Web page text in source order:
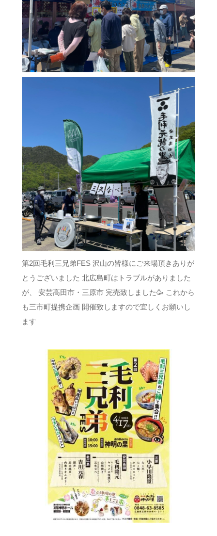
第2回毛利三兄弟FES 沢山の皆様にご来場頂きありが
とうございました 北広島町はトラブルがありました
が、 安芸高田市・三原市 完売致しました🥳 これから
も三市町提携企画 開催致しますので宜しくお願いし
ます